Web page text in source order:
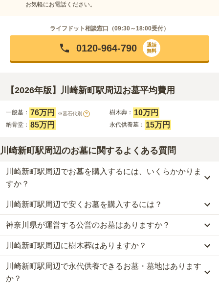
お気軽にお電話ください。
ライフドット相談窓口（09:30～18:00受付）
0120-964-790
通話
無料
【2026年版】川崎新町駅周辺お墓平均費用
一般墓： 76万円 ※墓石代別 ? 樹木葬： 10万円
納骨堂： 85万円 永代供養墓： 15万円
川崎新町駅周辺のお墓に関するよくある質問
川崎新町駅周辺でお墓を購入するには、いくらかかりま
すか？
川崎新町駅周辺での購入費用の目安は、一般墓が約242万円、樹木
葬が約10万円、納骨堂が約85万円、永代供養墓が約15万円です。
一般墓を建てる場合は、「永代使用料（土地代）」と「墓石代」の
2つが主な費用となります。
川崎新町駅周辺の一般墓の永代使用料の平均は
で、墓石代は
さ・素材によって変わります。
樹木葬・納骨堂・永代供養墓は、基本的に墓石代がかからず、永代
川崎新町駅周辺で安くお墓を購入するには？
川崎新町駅周辺で一番安価なお墓は、遍照寺の樹木葬 10万円か
らお求めいただけます。
一般的に最も費用を抑えられるのは、他の方のご遺骨と一緒に埋葬
する「合祀墓（ごうしぼ）」と呼ばれるタイプです。個別のお墓に
比べて省スペースで管理の手間がかからないため、費用が安く設定
されています。
神奈川県が運営する公営のお墓はありますか？
川崎新町駅周辺には、公営の霊園の掲載がありません。
一方で、神奈川県内には、県または市区町村が運営する公営の霊園
が17件あります。
川崎新町駅周辺に樹木葬はありますか？
川崎新町駅周辺には、1件の樹木葬があります。
詳しくは、
川崎新町駅周辺で永代供養できるお墓・墓地はあります
か？